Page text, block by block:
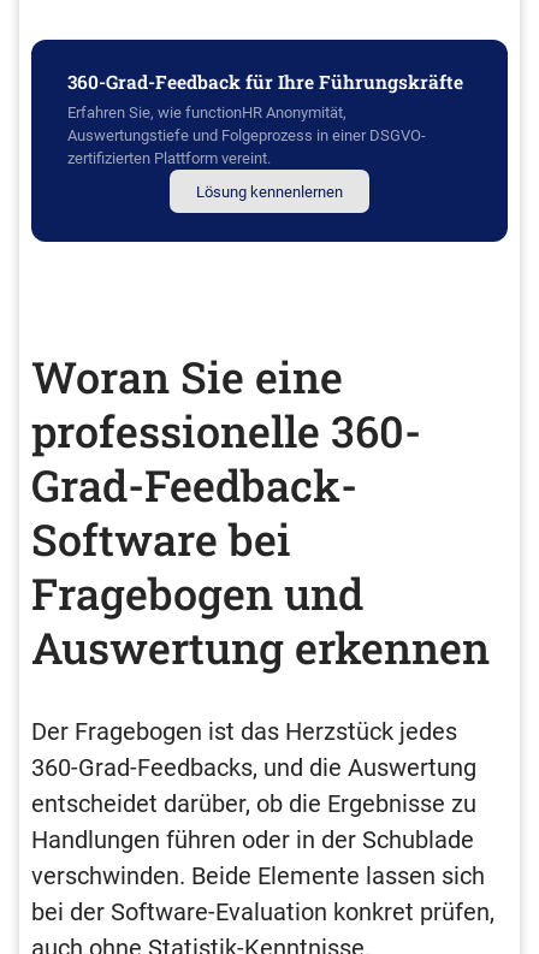
360-Grad-Feedback für Ihre Führungskräfte
Erfahren Sie, wie functionHR Anonymität,
Auswertungstiefe und Folgeprozess in einer DSGVO-
zertifizierten Plattform vereint.
Lösung kennenlernen
Woran Sie eine
professionelle 360-
Grad-Feedback-
Software bei
Fragebogen und
Auswertung erkennen
Der Fragebogen ist das Herzstück jedes
360-Grad-Feedbacks, und die Auswertung
entscheidet darüber, ob die Ergebnisse zu
Handlungen führen oder in der Schublade
verschwinden. Beide Elemente lassen sich
bei der Software-Evaluation konkret prüfen,
auch ohne Statistik-Kenntnisse.